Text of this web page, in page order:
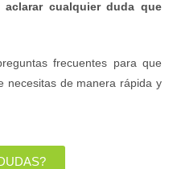
cualquier duda que
frecuentes para que
necesitas de manera rápida y